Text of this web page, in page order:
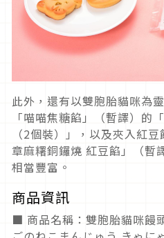
此外，還有以雙胞胎貓咪為
「喵喵焦糖餡」（暫譯）的
（2個裝）」，以及夾入紅
章麻糬銅鑼燒 紅豆餡」（暫
相當豐富。
商品資訊
■ 商品名稱：雙胞胎貓咪饅